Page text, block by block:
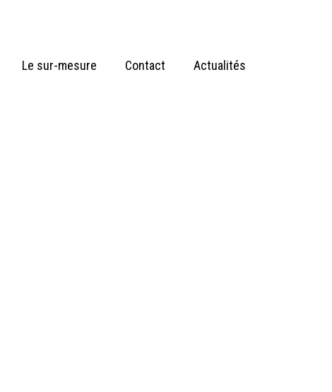
Le sur-mesure Contact Actualités